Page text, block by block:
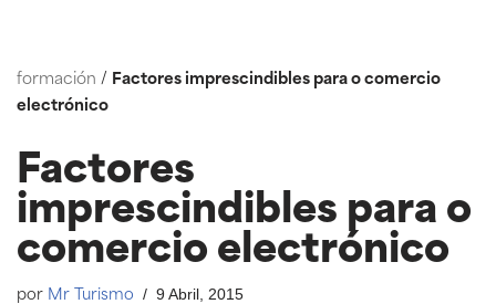
ao
contido
formación / Factores imprescindibles para o comercio
electrónico
Factores
imprescindibles para o
comercio electrónico
por Mr Turismo 9 Abril, 2015